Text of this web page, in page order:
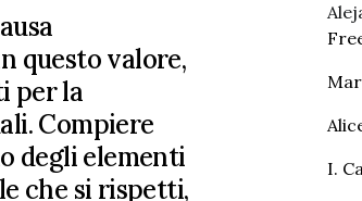
questo valore,
per la
Compiere
degli elementi
che si rispetti,
I.